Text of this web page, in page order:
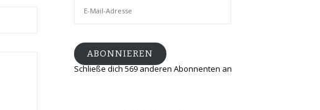
ABONNIEREN
Schließe dich 569 anderen Abonnenten an